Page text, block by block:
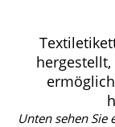
Unten sehen Sie